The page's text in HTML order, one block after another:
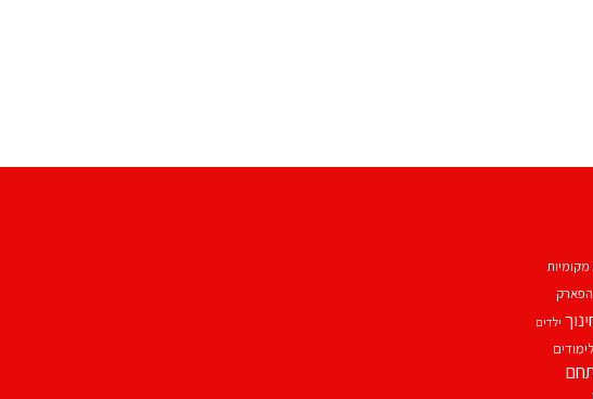
מקומיות
הפארק
ילדים
לימודים